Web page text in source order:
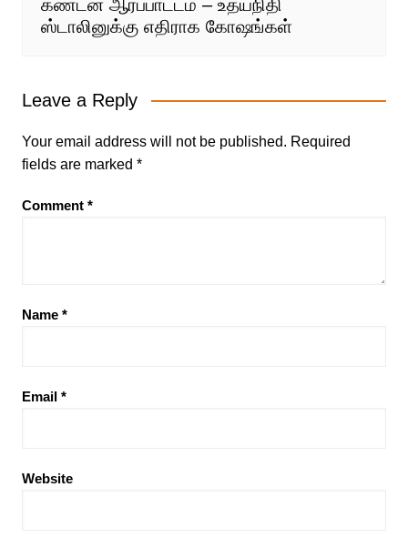
கண்டன ஆர்ப்பாட்டம் – உதயநிதி
ஸ்டாலினுக்கு எதிராக கோஷங்கள்
Leave a Reply
Your email address will not be published. Required
fields are marked *
Comment *
Name *
Email *
Website